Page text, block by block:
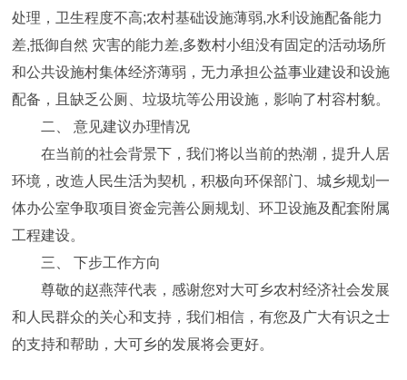
处理，卫生程度不高;农村基础设施薄弱,水利设施配备能力
差,抵御自然 灾害的能力差,多数村小组没有固定的活动场所
和公共设施村集体经济薄弱，无力承担公益事业建设和设施
配备，且缺乏公厕、垃圾坑等公用设施，影响了村容村貌。
二、 意见建议办理情况
在当前的社会背景下，我们将以当前的热潮，提升人居
环境，改造人民生活为契机，积极向环保部门、城乡规划一
体办公室争取项目资金完善公厕规划、环卫设施及配套附属
工程建设。
三、 下步工作方向
尊敬的赵燕萍代表，感谢您对大可乡农村经济社会发展
和人民群众的关心和支持，我们相信，有您及广大有识之士
的支持和帮助，大可乡的发展将会更好。